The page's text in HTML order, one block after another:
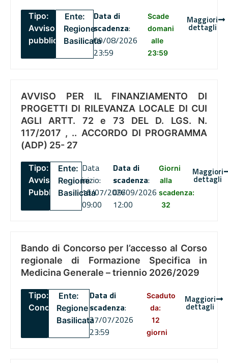
Tipo:
Avviso
pubblico
Ente:
Regione
Basilicata
Data di
scadenza:
09/08/2026
23:59
Scade
domani
alle
23:59
Maggiori
dettagli
AVVISO PER IL FINANZIAMENTO DI
PROGETTI DI RILEVANZA LOCALE DI CUI
AGLI ARTT. 72 e 73 DEL D. LGS. N.
117/2017 , .. ACCORDO DI PROGRAMMA
(ADP) 25- 27
Tipo:
Avviso
Pubblico
Ente:
Regione
Basilicata
Data
inizio:
16/07/2026
09:00
Data di
scadenza:
09/09/2026
12:00
Giorni
alla
scadenza:
32
Maggiori
dettagli
Bando di Concorso per l’accesso al Corso
regionale di Formazione Specifica in
Medicina Generale – triennio 2026/2029
Tipo:
Concorsi
Ente:
Regione
Basilicata
Data di
scadenza:
27/07/2026
23:59
Scaduto
da:
12
giorni
Maggiori
dettagli